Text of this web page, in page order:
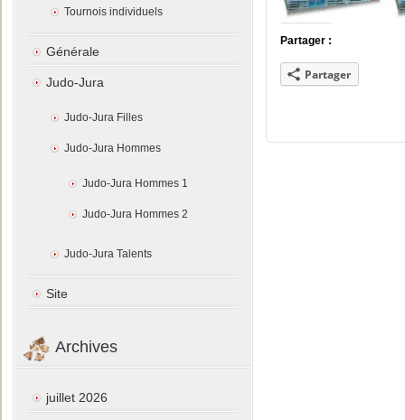
Partager :
Partager
Tournois individuels
Générale
Judo-Jura
Judo-Jura Filles
Judo-Jura Hommes
Judo-Jura Hommes 1
Judo-Jura Hommes 2
Judo-Jura Talents
Site
Archives
juillet 2026